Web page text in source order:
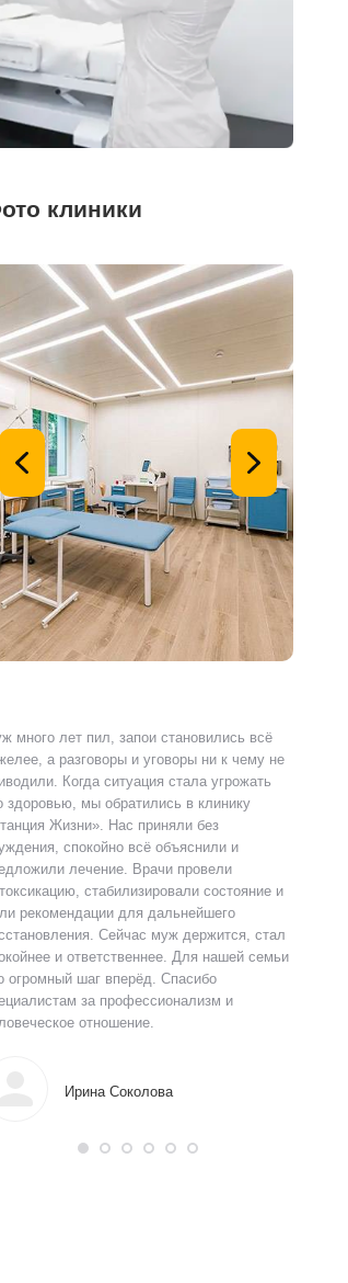
клиники
много лет пил, запои становились всё
а разговоры и уговоры ни к чему не
Когда ситуация стала угрожать
здоровью, мы обратились в клинику
Жизни». Нас приняли без
спокойно всё объяснили и
лечение. Врачи провели
стабилизировали состояние и
рекомендации для дальнейшего
Сейчас муж держится, стал
и ответственнее. Для нашей семьи
огромный шаг вперёд. Спасибо
за профессионализм и
отношение.
Ирина Соколова